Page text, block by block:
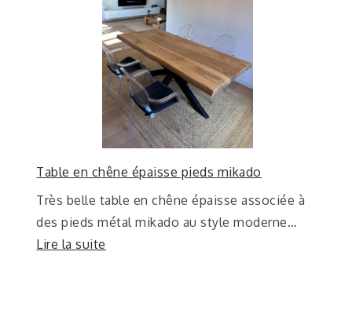
Table en chêne épaisse pieds mikado
Très belle table en chêne épaisse associée à
des pieds métal mikado au style moderne…
Lire la suite